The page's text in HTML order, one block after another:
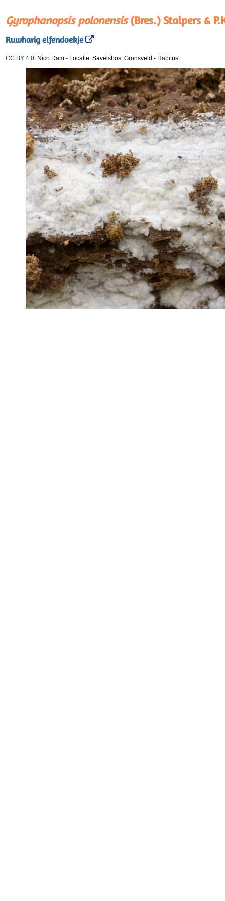
Gyrophanopsis polonensis(Bres.) Stalpers &
Ruwharig elfendoekje
CC BY 4.0 Nico Dam - Locatie: Savelsbos, Gronsveld - Habitus